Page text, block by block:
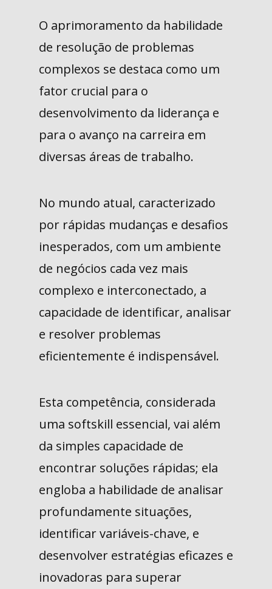
O aprimoramento da habilidade
de resolução de problemas
complexos se destaca como um
fator crucial para o
desenvolvimento da liderança e
para o avanço na carreira em
diversas áreas de trabalho.
No mundo atual, caracterizado
por rápidas mudanças e desafios
inesperados, com um ambiente
de negócios cada vez mais
complexo e interconectado, a
capacidade de identificar, analisar
e resolver problemas
eficientemente é indispensável.
Esta competência, considerada
uma softskill essencial, vai além
da simples capacidade de
encontrar soluções rápidas; ela
engloba a habilidade de analisar
profundamente situações,
identificar variáveis-chave, e
desenvolver estratégias eficazes e
inovadoras para superar